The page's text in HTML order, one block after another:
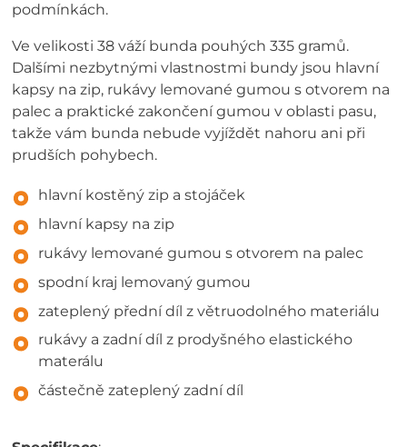
podmínkách.
Ve velikosti 38 váží bunda pouhých 335 gramů.
Dalšími nezbytnými vlastnostmi bundy jsou hlavní
kapsy na zip, rukávy lemované gumou s otvorem na
palec a praktické zakončení gumou v oblasti pasu,
takže vám bunda nebude vyjíždět nahoru ani při
prudších pohybech.
hlavní kostěný zip a stojáček
hlavní kapsy na zip
rukávy lemované gumou s otvorem na palec
spodní kraj lemovaný gumou
zateplený přední díl z větruodolného materiálu
rukávy a zadní díl z prodyšného elastického
materálu
částečně zateplený zadní díl